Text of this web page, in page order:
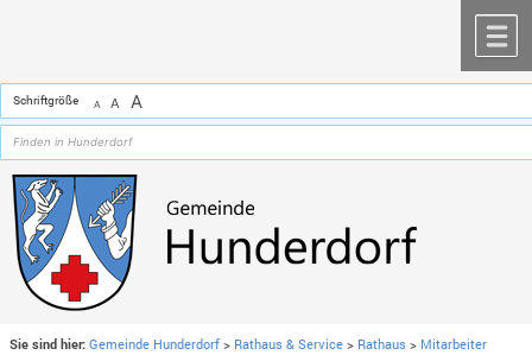
Schriftgröße A A A
Sie sind hier: Gemeinde Hunderdorf > Rathaus & Service > Rathaus > Mitarbeiter